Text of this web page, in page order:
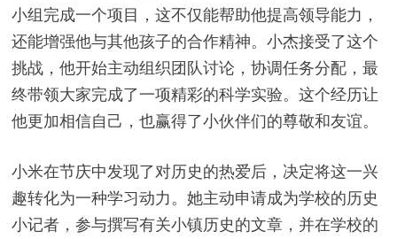
小组完成一个项目，这不仅能帮助他提高领导能力，
还能增强他与其他孩子的合作精神。小杰接受了这个
挑战，他开始主动组织团队讨论，协调任务分配，最
终带领大家完成了一项精彩的科学实验。这个经历让
他更加相信自己，也赢得了小伙伴们的尊敬和友谊。
小米在节庆中发现了对历史的热爱后，决定将这一兴
趣转化为一种学习动力。她主动申请成为学校的历史
小记者，参与撰写有关小镇历史的文章，并在学校的